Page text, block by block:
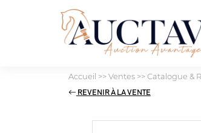
Accueil >>Ventes>>Catalogue &
REVENIR À LA VENTE